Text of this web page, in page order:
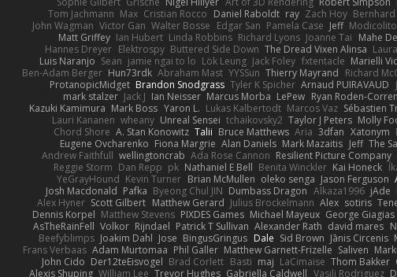
Tom Jachmann Max Cristian Rocco Daniel Raboldt ray Zach Hoy
John Wagman Victor Gan Walter Bosse Edgar San Pamela Case Jeff
Matt Griffey Ian Hubert Linda Robbins Richard Lyons Joanne Tai Mahe
Hannes Dreyer Elektrospy Buttered Side Down The Dread Vixen Alinsa
Luis Naranjo Sean jamie ngai to lo Lök Leung Jack Foley fxtentacle Marielli
Ben-Adam Berger Hun73rdk Abraham Mast YYSSun Thierry Mayrand Richard
ProtanopicMidget Brandon Snodgrass Tyler K Spicher Arnaud PUIRAVAUD
mark stalzer Jack J Ian Neisser Marcus Morba LePew Ryan Roden-
Kazuki Kamimura Mark Boss Yaron L. Lukas Kalbertodt Marcos Vaz Sébastien
Lauri Kananen wheany Unreal Sensei tchaikovsky2 Taylor J Peters Molly
Chord Shore A. Stan Konowitz Talii Bruce Matthews Aria 3dfan Xatonym
Eugene Ovcharenko Fiona Margrie Alan Daniels Mark Mazaitis Jeff The
Andrew Faithfull wellingtoncrab Ada Rose Cannon Resilient Picture Company
Reggie Storm Dan Repp pk Nathaniel E Bell Benita Winckler Kai Honeck
YeGrayHound Kevin Turner Brian McMullen oleko senga Jason Ferguson
Josh Macdonald Pafka Byeong Chul JIN Dumbass Dragon Alkaza1996 jAde
Alex Hyner Scott Gilbert Matthew Gerard Julius Brockelmann Alex sotiris
Dennis Korpel Matthew Stevens PIXDES Games Michael Mayeux George Giagias
AsTheRainFell Volkor Rijndael Patrick T Sullivan Alexander Rath david mares
Beefyblimps Joakim Dahl Jose BingusGringus Dale Sid Brown Jānis Circenis
Frans Verbaas Adam Murtomaa Phil Galler Matthew Garnett-Frizelle Saliven
John Cido Der12teEisvogel Brad Corlett Basti maj LaCimaise Thom Bakker
Alexis Shuping William Lee Trevor Hughes Gabriella Caldwell Vasili Rodriguez